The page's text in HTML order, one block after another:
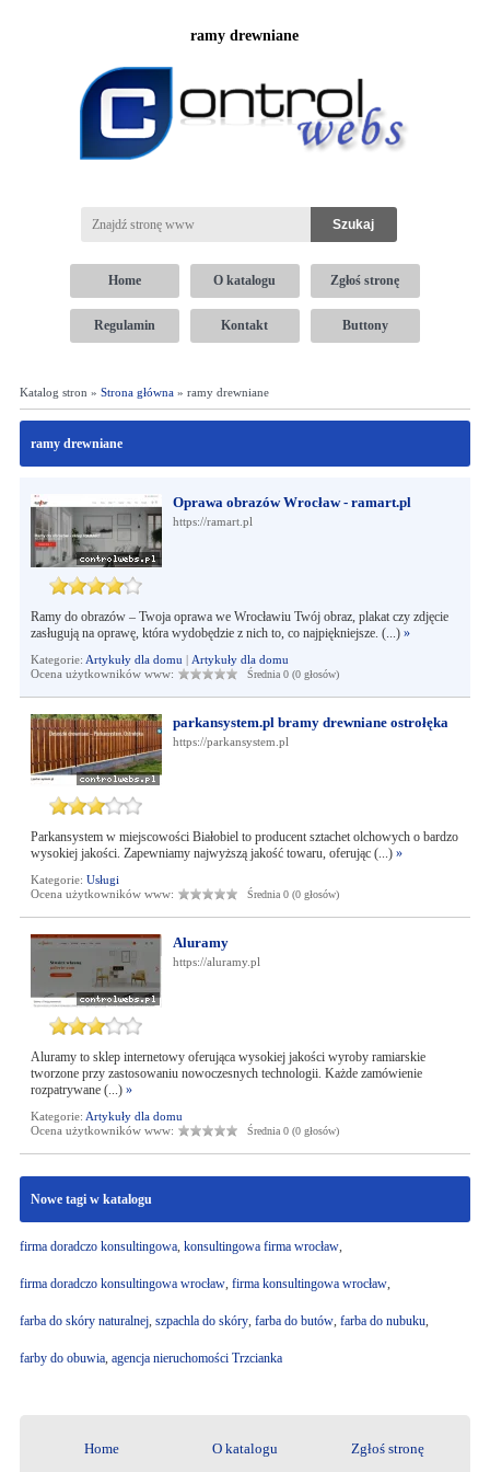
ramy drewniane
Home O katalogu Zgłoś stronę
Regulamin Kontakt Buttony
Katalog stron » Strona główna» ramy drewniane
ramy drewniane
Oprawa obrazów Wrocław - ramart.pl
https://ramart.pl
Ramy do obrazów – Twoja oprawa we Wrocławiu Twój obraz, plakat czy zdjęcie
zasługują na oprawę, która wydobędzie z nich to, co najpiękniejsze. (...) »
Kategorie: Artykuły dla domu | Artykuły dla domu
Ocena użytkowników www:
Średnia 0 (0 głosów)
parkansystem.pl bramy drewniane ostrołęka
https://parkansystem.pl
Parkansystem w miejscowości Białobiel to producent sztachet olchowych o bardzo
wysokiej jakości. Zapewniamy najwyższą jakość towaru, oferując (...) »
Kategorie: Usługi
Ocena użytkowników www:
Średnia 0 (0 głosów)
Aluramy
https://aluramy.pl
Aluramy to sklep internetowy oferująca wysokiej jakości wyroby ramiarskie
tworzone przy zastosowaniu nowoczesnych technologii. Każde zamówienie
rozpatrywane (...) »
Kategorie: Artykuły dla domu
Ocena użytkowników www:
Średnia 0 (0 głosów)
Nowe tagi w katalogu
firma doradczo konsultingowa, konsultingowa firma wrocław,
firma doradczo konsultingowa wrocław, firma konsultingowa wrocław,
farba do skóry naturalnej, szpachla do skóry, farba do butów, farba do nubuku,
farby do obuwia, agencja nieruchomości Trzcianka
Home O katalogu Zgłoś stronę